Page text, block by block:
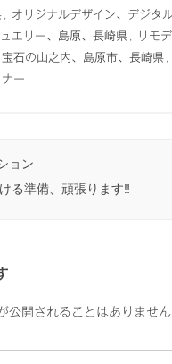
オリジナルデザイン、デジタ
エリー、島原、長崎県 リモ
宝石の山之内、島原市、長崎県
ー
ョン
る準備、頑張ります‼
公開されることはありません